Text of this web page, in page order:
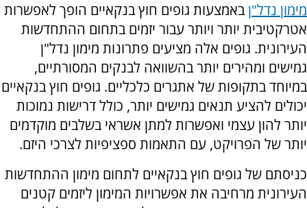
מימון נדל"ן באמצעות גופים חוץ בנקאיים הופך לאפשרות
אטרקטיבית יותר ויותר עבור יזמים בתחום ההתחדשות
העירונית. גופים אלה מציעים פתרונות מימון נדל"ן
גמישים ומהירים יותר בהשוואה לבנקים המסורתיים,
במיוחד בתקופות של אתגרים כלכליים. גופים חוץ בנקאיים
יכולים להציע תנאים גמישים יותר, כולל דרישות נמוכות
יותר להון עצמי ואפשרות למתן אשראי בשלבים מוקדמים
יותר של הפרויקט, עם התאמות ספציפיות לצרכי היזם.
כניסתם של גופים חוץ בנקאיים לתחום מימון ההתחדשות
העירונית מרחיבה את אפשרויות המימון ליזמים קטנים